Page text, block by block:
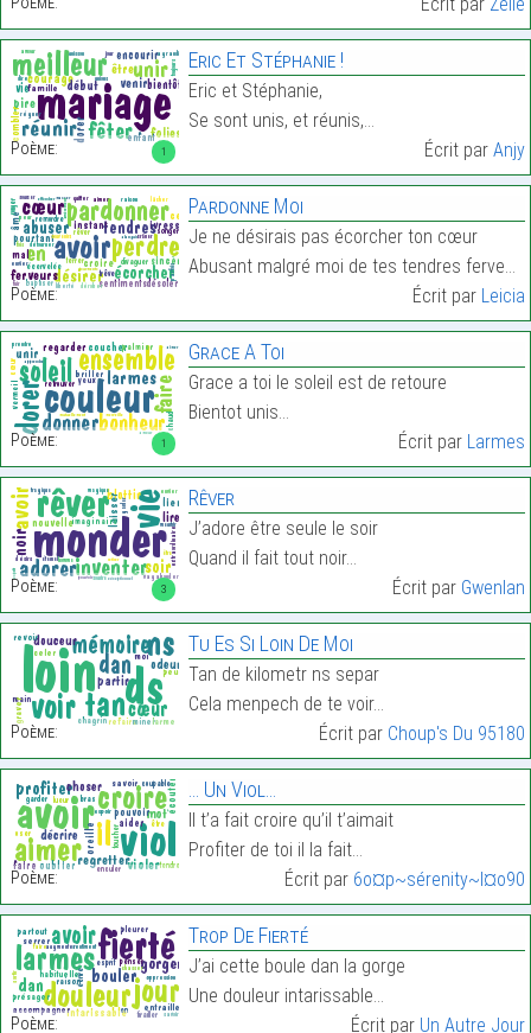
1
Poème:
Eric Et Stéphanie !
Eric et Stéphanie,
Se sont unis, et réunis,…
Écrit par Anjy
Poème:
Pardonne Moi
Je ne désirais pas écorcher ton cœur
Abusant malgré moi de tes tendres ferveurs…
Écrit par Leicia
1
Poème:
Grace A Toi
Grace a toi le soleil est de retoure
Bientot unis…
Écrit par Larmes
3
Poème:
Rêver
J’adore être seule le soir
Quand il fait tout noir…
Écrit par Gwenlan
Poème:
Tu Es Si Loin De Moi
Tan de kilometr ns separ
Cela menpech de te voir…
Écrit par Choup's Du 95180
Poème:
… Un Viol…
Il t’a fait croire qu’il t’aimait
Profiter de toi il la fait…
Écrit par 6o¤p~sérenity~l¤o90
Poème:
Trop De Fierté
J’ai cette boule dan la gorge
Une douleur intarissable…
Écrit par Un Autre Jour